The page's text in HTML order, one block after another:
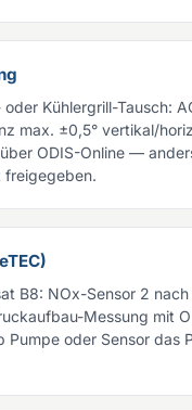
Kühlergrill-Tausch:
max. ±0,5° vertikal/
ODIS-Online —
freigegeben.
B8: NOx-Sensor 2 nach
Messung mit
oder Sensor das